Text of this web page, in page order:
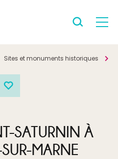
Sites et monuments historiques
SATURNIN À
MARNE